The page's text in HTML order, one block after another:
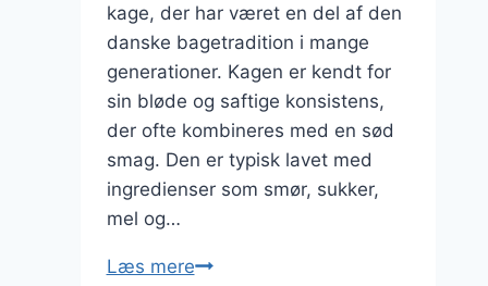
kage, der har været en del af den
danske bagetradition i mange
generationer. Kagen er kendt for
sin bløde og saftige konsistens,
der ofte kombineres med en sød
smag. Den er typisk lavet med
ingredienser som smør, sukker,
mel og…
Læs mereFedtebrød